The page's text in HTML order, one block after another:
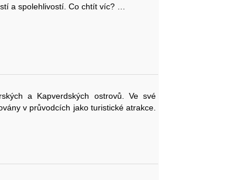
a spolehlivostí. Co chtít víc? …
a Kapverdských ostrovů. Ve své
v průvodcích jako turistické atrakce.